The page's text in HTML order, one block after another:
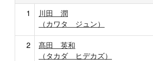
1
川田 潤
（カワタ ジュン）
2
髙田 英和
（タカダ ヒデカズ）